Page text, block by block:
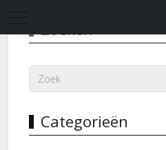
Mobile Menu Toggle
Zoeken
Categorieën